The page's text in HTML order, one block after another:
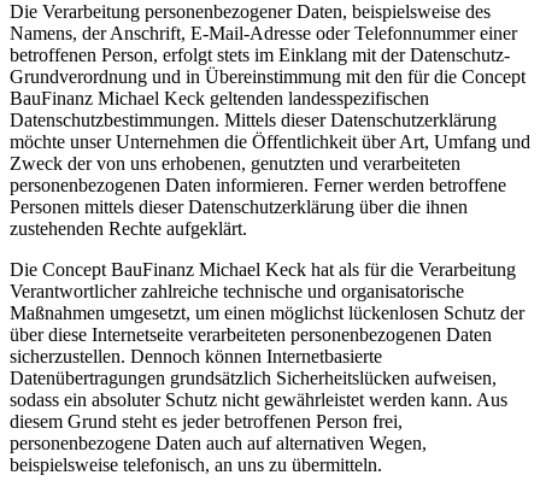
Die Verarbeitung personenbezogener Daten, beispielsweise des
Namens, der Anschrift, E-Mail-Adresse oder Telefonnummer einer
betroffenen Person, erfolgt stets im Einklang mit der Datenschutz-
Grundverordnung und in Übereinstimmung mit den für die Concept
BauFinanz Michael Keck geltenden landesspezifischen
Datenschutzbestimmungen. Mittels dieser Datenschutzerklärung
möchte unser Unternehmen die Öffentlichkeit über Art, Umfang und
Zweck der von uns erhobenen, genutzten und verarbeiteten
personenbezogenen Daten informieren. Ferner werden betroffene
Personen mittels dieser Datenschutzerklärung über die ihnen
zustehenden Rechte aufgeklärt.
Die Concept BauFinanz Michael Keck hat als für die Verarbeitung
Verantwortlicher zahlreiche technische und organisatorische
Maßnahmen umgesetzt, um einen möglichst lückenlosen Schutz der
über diese Internetseite verarbeiteten personenbezogenen Daten
sicherzustellen. Dennoch können Internetbasierte
Datenübertragungen grundsätzlich Sicherheitslücken aufweisen,
sodass ein absoluter Schutz nicht gewährleistet werden kann. Aus
diesem Grund steht es jeder betroffenen Person frei,
personenbezogene Daten auch auf alternativen Wegen,
beispielsweise telefonisch, an uns zu übermitteln.